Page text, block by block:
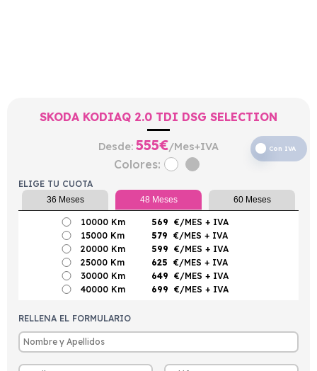
SKODA KODIAQ 2.0 TDI DSG SELECTION
Desde: 555€/Mes+IVA Con IVA
Colores:
ELIGE TU CUOTA
36 Meses 48 Meses 60 Meses
10000 Km 569 €/MES + IVA
15000 Km
579 €/MES + IVA
20000 Km
599 €/MES + IVA
25000 Km
625 €/MES + IVA
30000 Km
649 €/MES + IVA
40000 Km
699 €/MES + IVA
RELLENA EL FORMULARIO